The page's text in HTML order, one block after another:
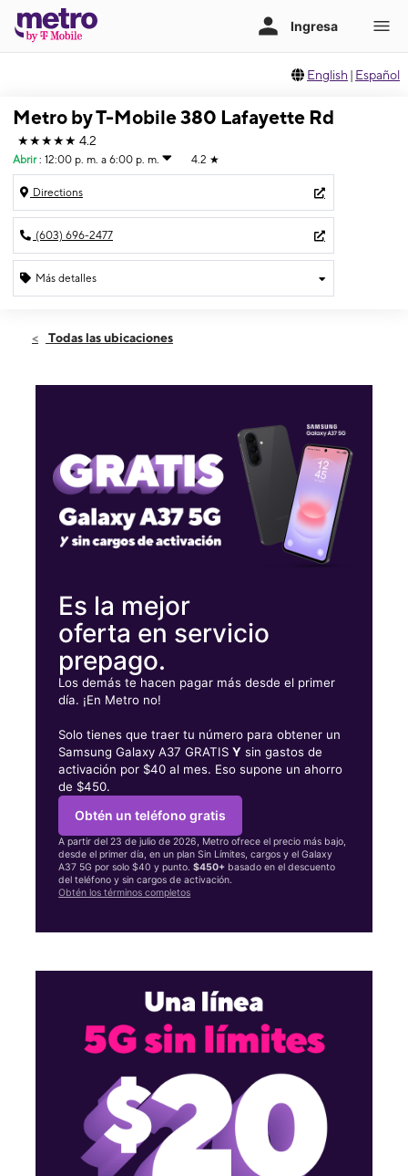
English | Español
Metro by T-Mobile 380 Lafayette Rd
★★★★★ 4.2
Abrir : 12:00 p. m. a 6:00 p. m. 4.2 ★
Directions
(603) 696-2477
Más detalles
Domingo:12:00 p. m. a 6:00 p. m.
380 Lafayette Rd Seabrook, NH 03874
Todas las ubicaciones
Es la mejor
oferta en servicio
prepago.
Los demás te hacen pagar más desde el primer
día. ¡En Metro no!
Solo tienes que traer tu número para obtener un
Samsung Galaxy A37 GRATISY sin gastos de
activación por $40 al mes. Eso supone un ahorro
de $450.
Obtén un teléfono gratis
A partir del 23 de julio de 2026, Metro ofrece el precio más bajo,
desde el primer día, en un plan Sin Límites, cargos y el Galaxy
A37 5G por solo $40 y punto.$450+ basado en el descuento
del teléfono y sin cargos de activación.
Obtén los términos completos